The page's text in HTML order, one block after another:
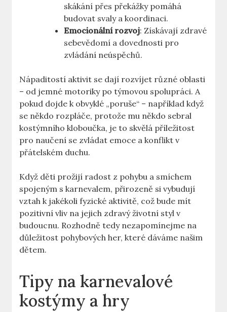
skákání přes překážky pomáhá
budovat svaly a koordinaci.
Emocionální rozvoj: Získávají zdravé
sebevědomí a dovednosti pro
zvládání neúspěchů.
Nápaditostí aktivit se dají rozvíjet různé oblasti
– od jemné motoriky po týmovou spolupráci. A
pokud dojde k obvyklé „poruše“ – například když
se někdo rozpláče, protože mu někdo sebral
kostýmního kloboučka, je to skvělá příležitost
pro naučení se zvládat emoce a konflikt v
přátelském duchu.
Když děti prožijí radost z⁢ pohybu a smíchem
spojeným s karnevalem, přirozeně si vybudují
vztah k jakékoli fyzické aktivitě, což bude‍ mít
pozitivní vliv na jejich zdravý životní styl v
budoucnu. Rozhodně tedy nezapomínejme na
důležitost pohybových her, které dáváme našim
dětem.
Tipy na karnevalové
kostýmy a hry